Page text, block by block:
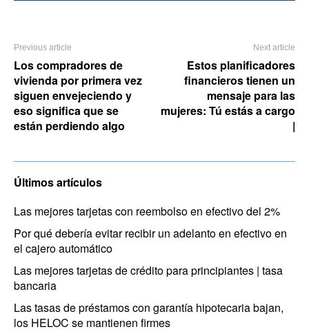
Previous article
Los compradores de
vivienda por primera vez
siguen envejeciendo y
eso significa que se
están perdiendo algo
Next article
Estos planificadores
financieros tienen un
mensaje para las
mujeres: Tú estás a cargo
|
Últimos artículos
Las mejores tarjetas con reembolso en efectivo del 2%
Por qué debería evitar recibir un adelanto en efectivo en
el cajero automático
Las mejores tarjetas de crédito para principiantes | tasa
bancaria
Las tasas de préstamos con garantía hipotecaria bajan,
los HELOC se mantienen firmes